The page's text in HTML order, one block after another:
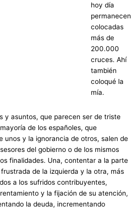
hoy día
permanecen
colocadas
más de
200.000
cruces. Ahí
también
coloqué la
mía.
y asuntos, que parecen ser de triste
de los españoles, que
unos y la ignorancia de otros, salen de
del gobierno o de los mismos
finalidades. Una, contentar a la parte
de la izquierda y la otra, más
a los sufridos contribuyentes,
y la fijación de su atención,
la deuda, incrementando